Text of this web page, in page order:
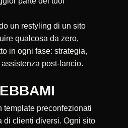
un restyling di un sito
qualcosa da zero,
in ogni fase: strategia,
post-lancio.
template preconfezionati
di clienti diversi. Ogni sito